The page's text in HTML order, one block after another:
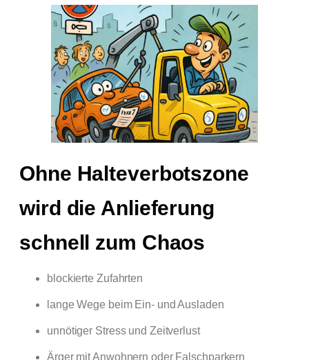
Ohne Halteverbotszone
wird die Anlieferung
schnell zum Chaos​
blockierte Zufahrten
lange Wege beim Ein- und Ausladen
unnötiger Stress und Zeitverlust
Ärger mit Anwohnern oder Falschparkern